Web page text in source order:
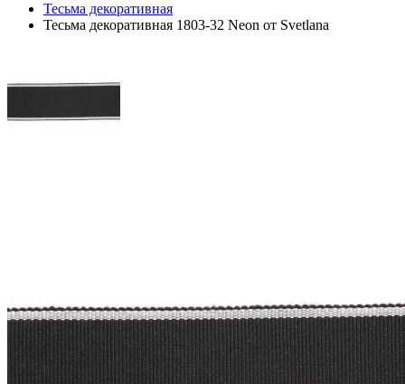
Тесьма декоративная
Тесьма декоративная 1803-32 Neon от Svetlana